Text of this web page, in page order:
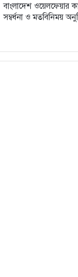
বাংলাদেশ ওয়েলফেয়ার
সম্বর্ধনা ও মতবিনিময়